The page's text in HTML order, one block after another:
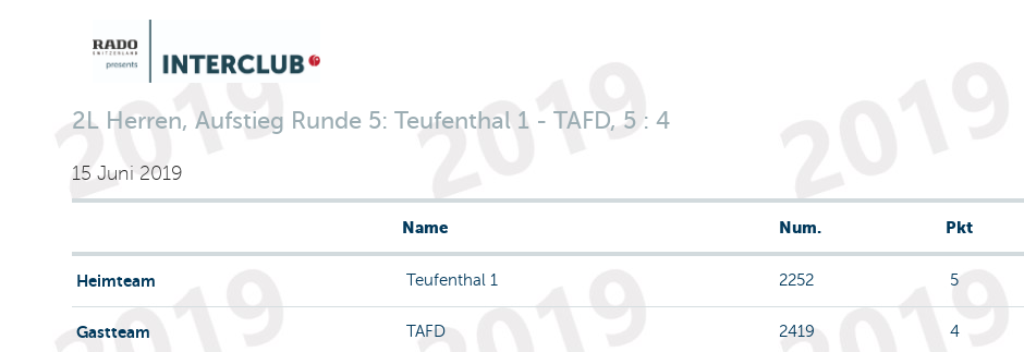
2L Herren, Aufstieg Runde 5: Teufenthal 1 - TAFD, 5 : 4
15 Juni 2019
Name Num. Pkt
Heimteam Teufenthal 1 2252 5
Gastteam TAFD 2419 4